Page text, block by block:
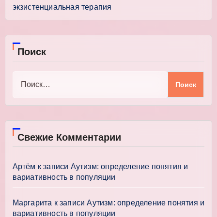
экзистенциальная терапия
Поиск
Свежие Комментарии
Артём к записи Аутизм: определение понятия и
вариативность в популяции
Маргарита к записиАутизм: определение понятия и
вариативность в популяции